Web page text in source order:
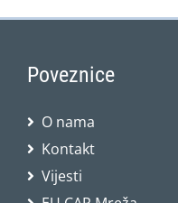
Poveznice
O nama
Kontakt
Vijesti